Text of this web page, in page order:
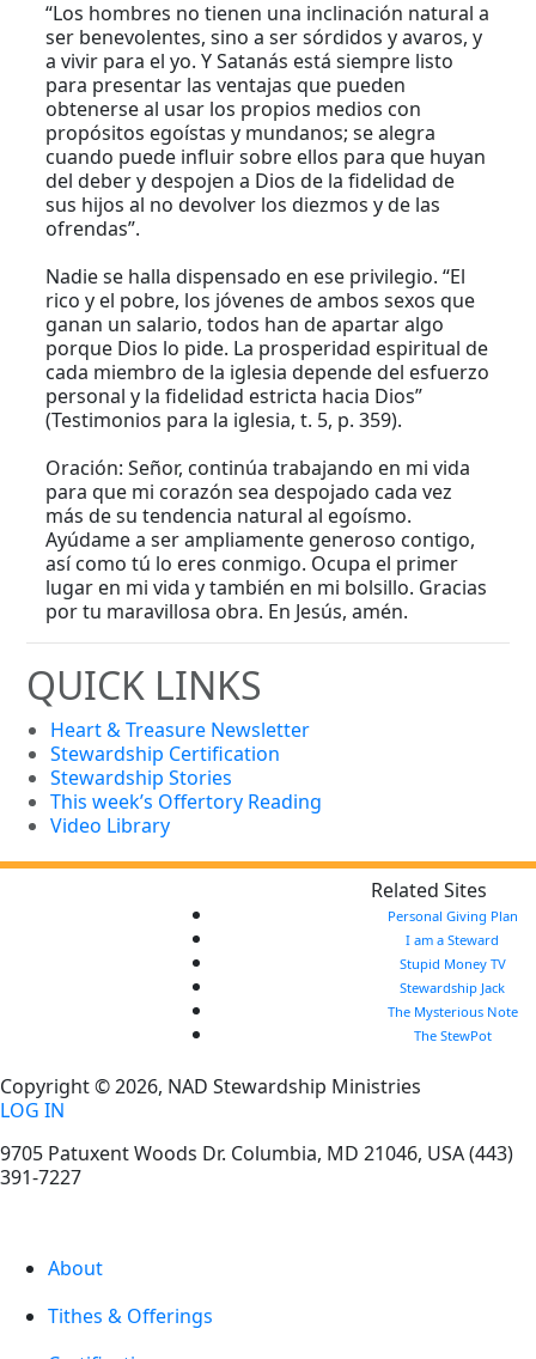
“Los hombres no tienen una inclinación natural a
ser benevolentes, sino a ser sórdidos y avaros, y
a vivir para el yo. Y Satanás está siempre listo
para presentar las ventajas que pueden
obtenerse al usar los propios medios con
propósitos egoístas y mundanos; se alegra
cuando puede influir sobre ellos para que huyan
del deber y despojen a Dios de la fidelidad de
sus hijos al no devolver los diezmos y de las
ofrendas”.
Nadie se halla dispensado en ese privilegio. “El
rico y el pobre, los jóvenes de ambos sexos que
ganan un salario, todos han de apartar algo
porque Dios lo pide. La prosperidad espiritual de
cada miembro de la iglesia depende del esfuerzo
personal y la fidelidad estricta hacia Dios”
(Testimonios para la iglesia, t. 5, p. 359).
Oración: Señor, continúa trabajando en mi vida
para que mi corazón sea despojado cada vez
más de su tendencia natural al egoísmo.
Ayúdame a ser ampliamente generoso contigo,
así como tú lo eres conmigo. Ocupa el primer
lugar en mi vida y también en mi bolsillo. Gracias
por tu maravillosa obra. En Jesús, amén.
QUICK LINKS
Heart & Treasure Newsletter
Stewardship Certification
Stewardship Stories
This week’s Offertory Reading
Video Library
Related Sites
Personal Giving Plan
I am a Steward
Stupid Money TV
Stewardship Jack
The Mysterious Note
The StewPot
Copyright © 2026, NAD Stewardship Ministries
LOG IN
9705 Patuxent Woods Dr. Columbia, MD 21046, USA(443)
391-7227
About
Tithes & Offerings